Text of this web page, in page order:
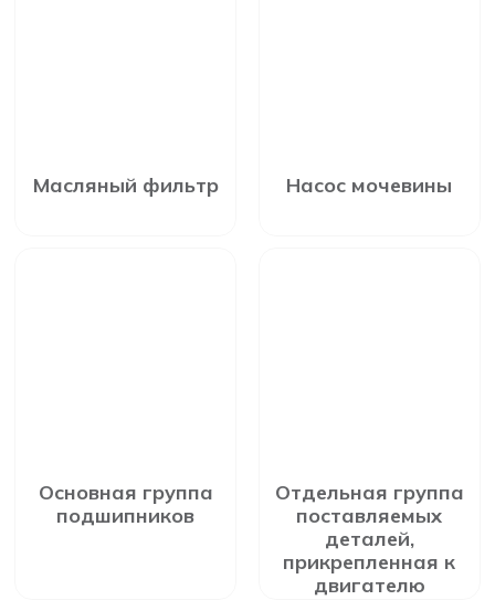
Масляный фильтр Насос мочевины
Основная группа
подшипников
Отдельная группа
поставляемых
деталей,
прикрепленная к
двигателю